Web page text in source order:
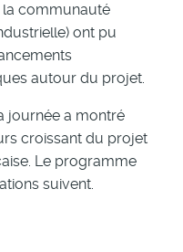
la communauté
ont pu
autour du projet.
journée a montré
croissant du projet
Le programme
suivent.